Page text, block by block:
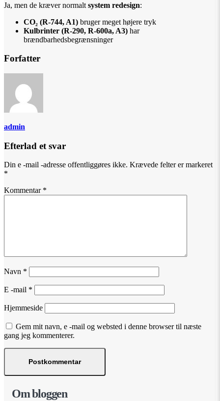
Ja, men de kræver normalt system redesign:
CO₂ (R-744, A1) bruger meget højere tryk
Kulbrinter (R-290, R-600a, A3) har
brændbarhedsbegrænsninger
Forfatter
admin
Efterlad et svar
Din e -mail -adresse offentliggøres ikke. Krævede felter er markeret
*
Kommentar *
Navn *
E -mail *
Hjemmeside
Gem mit navn, e -mail og websted i denne browser til næste
gang jeg kommenterer.
Om bloggen